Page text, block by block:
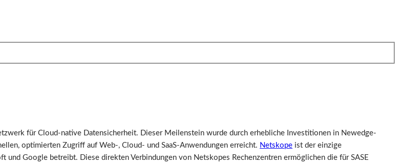
für Cloud-native Datensicherheit. Dieser Meilenstein wurde durch erhebliche Investitionen in Newedge-
optimierten Zugriff auf Web-, Cloud- und SaaS-Anwendungen erreicht. Netskope ist der einzige
Google betreibt. Diese direkten Verbindungen von Netskopes Rechenzentren ermöglichen die für SASE